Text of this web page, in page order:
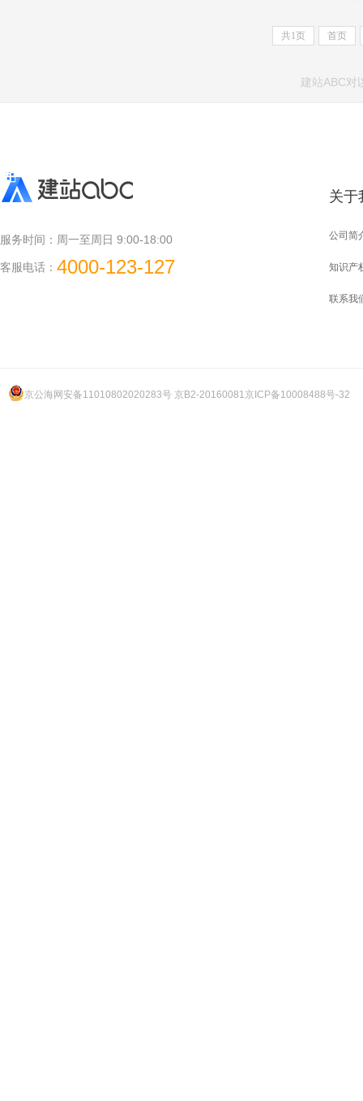
共1页 首页
建站ABC对
服务时间： 周一至周日 9:00-18:00
客服电话： 4000-123-127
关于
公司简
知识产
联系我
京公海网安备11010802020283号 京B2-20160081京ICP备10008488号-32